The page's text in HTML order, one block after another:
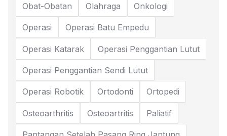
Obat-Obatan Olahraga Onkologi
Operasi Operasi Batu Empedu
Operasi Katarak Operasi Penggantian Lutut
Operasi Penggantian Sendi Lutut
Operasi Robotik Ortodonti Ortopedi
Osteoarthritis Osteoartritis Paliatif